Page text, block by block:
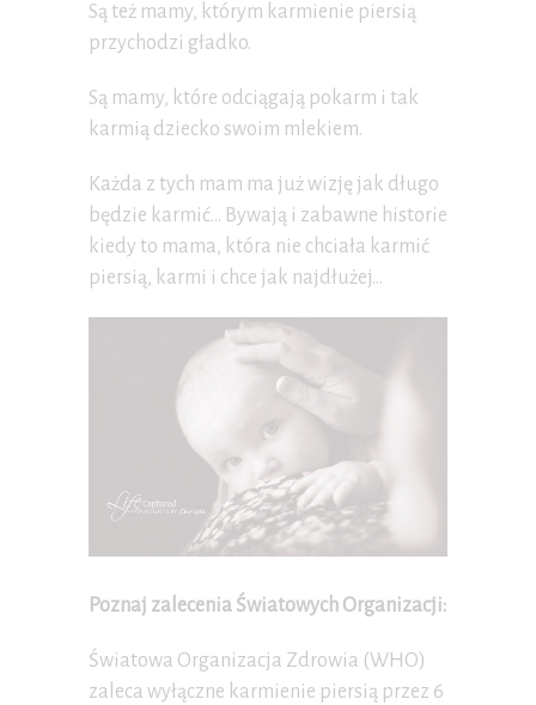
Są też mamy, którym karmienie piersią
przychodzi gładko.
Są mamy, które odciągają pokarm i tak
karmią dziecko swoim mlekiem.
Każda z tych mam ma już wizję jak długo
będzie karmić… Bywają i zabawne historie
kiedy to mama, która nie chciała karmić
piersią, karmi i chce jak najdłużej…
Poznaj zalecenia Światowych Organizacji:
Światowa Organizacja Zdrowia (WHO)
zaleca wyłączne karmienie piersią przez 6